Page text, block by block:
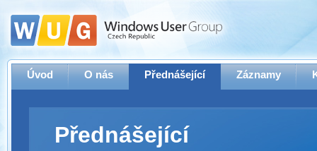
Úvod O nás Přednášející Záznamy
Přednášející